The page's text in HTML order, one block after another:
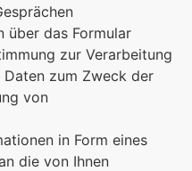
über das Formular
zur Verarbeitung
zum Zweck der
von
in Form eines
die von Ihnen